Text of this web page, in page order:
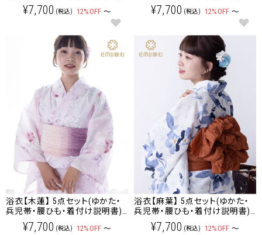
レディース/大人/ゆかた
¥7,700 (税込) 12%OFF ～
書) レディース/大人/ゆかた
¥7,700 (税込) 12%OFF ～
浴衣【木蓮】 5点セット(ゆかた・
兵児帯・腰ひも・着付け説明書)
レディース/大人/ゆかた
¥7,700 (税込) 12%OFF ～
浴衣【麻葉】 5点セット(ゆかた・
兵児帯・腰ひも・着付け説明書)
レディース/大人/ゆかた
¥7,700 (税込) 12%OFF ～